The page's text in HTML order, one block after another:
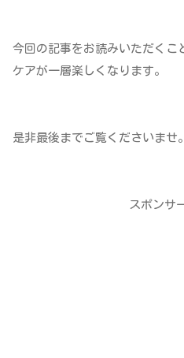
今回の記事をお読みいただくこ
ケアが一層楽しくなります。
是非最後までご覧くださいませ。
スポンサ